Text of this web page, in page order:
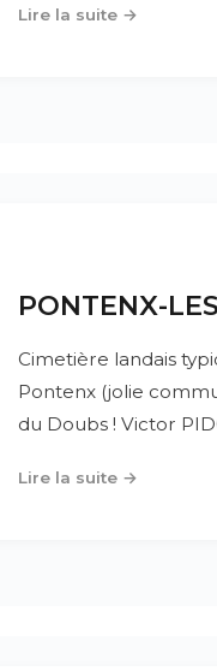
Lire la suite →
PONTENX-
Cimetière landais
Pontenx (jolie
du Doubs ! Victor
Lire la suite →